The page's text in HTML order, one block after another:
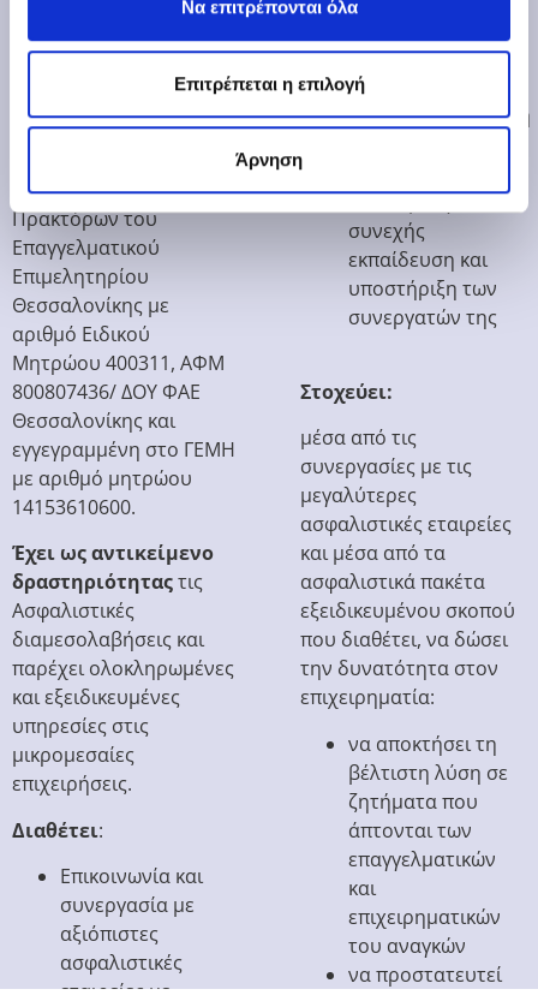
Να επιτρέπονται όλα
Επιτρέπεται η επιλογή
Άρνηση
την Ελληνική
Είναι εγγεγραμμένη
Ασφαλιστικών
Πρακτόρων του
Επαγγελματικού
Επιμελητηρίου
Θεσσαλονίκης με
αριθμό Ειδικού
Μητρώου 400311, ΑΦΜ
800807436/ ΔΟΥ ΦΑΕ
Θεσσαλονίκης και
εγγεγραμμένη στο ΓΕΜΗ
με αριθμό μητρώου
14153610600.
Έχει ως αντικείμενο
δραστηριότηταςτις
Ασφαλιστικές
διαμεσολαβήσεις και
παρέχει ολοκληρωμένες
και εξειδικευμένες
υπηρεσίες στις
μικρομεσαίες
επιχειρήσεις.
Διαθέτει:
Επικοινωνία και
συνεργασία με
αξιόπιστες
ασφαλιστικές
εταιρείες με
επιχειρήσεων για
την καλύτερη
χρηματοοικονομική
υποδομές για
συνεχής
εκπαίδευση και
υποστήριξη των
συνεργατών της
Στοχεύει:
μέσα από τις
συνεργασίες με τις
μεγαλύτερες
ασφαλιστικές εταιρείες
και μέσα από τα
ασφαλιστικά πακέτα
εξειδικευμένου σκοπού
που διαθέτει, να δώσει
την δυνατότητα στον
επιχειρηματία:
να αποκτήσει τη
βέλτιστη λύση σε
ζητήματα που
άπτονται των
επαγγελματικών
και
επιχειρηματικών
του αναγκών
να προστατευτεί